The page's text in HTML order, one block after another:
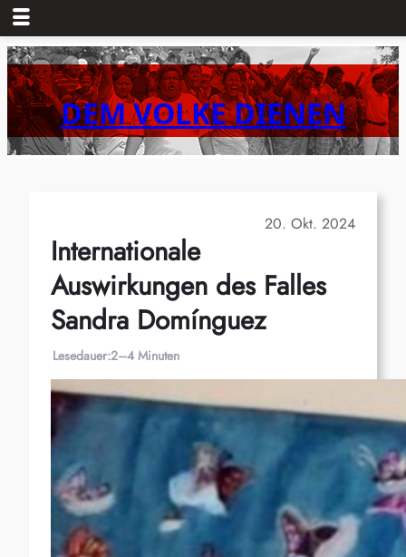
Zum
Inhalt
springenDEM VOLKE DIENEN
20. Okt. 2024
Internationale
Auswirkungen des Falles
Sandra Domínguez
Lesedauer:2–4 Minuten